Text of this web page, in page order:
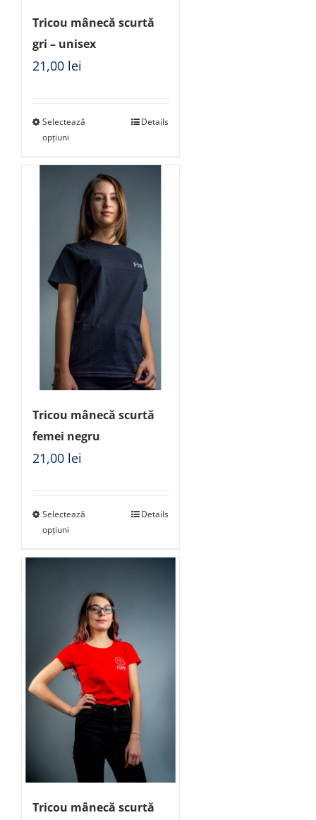
Tricou mânecă scurtă
gri – unisex
21,00 lei
Selectează
opțiuni
Details
Tricou mânecă scurtă
femei negru
21,00 lei
Selectează
opțiuni
Details
Tricou mânecă scurtă